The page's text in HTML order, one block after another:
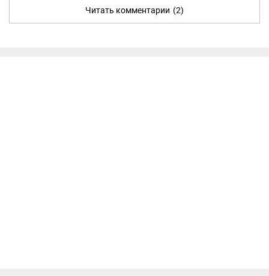
Читать комментарии (2)